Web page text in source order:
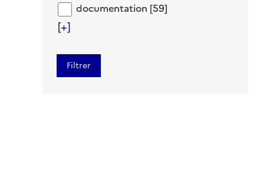
documentation
documentation [59]
[+]